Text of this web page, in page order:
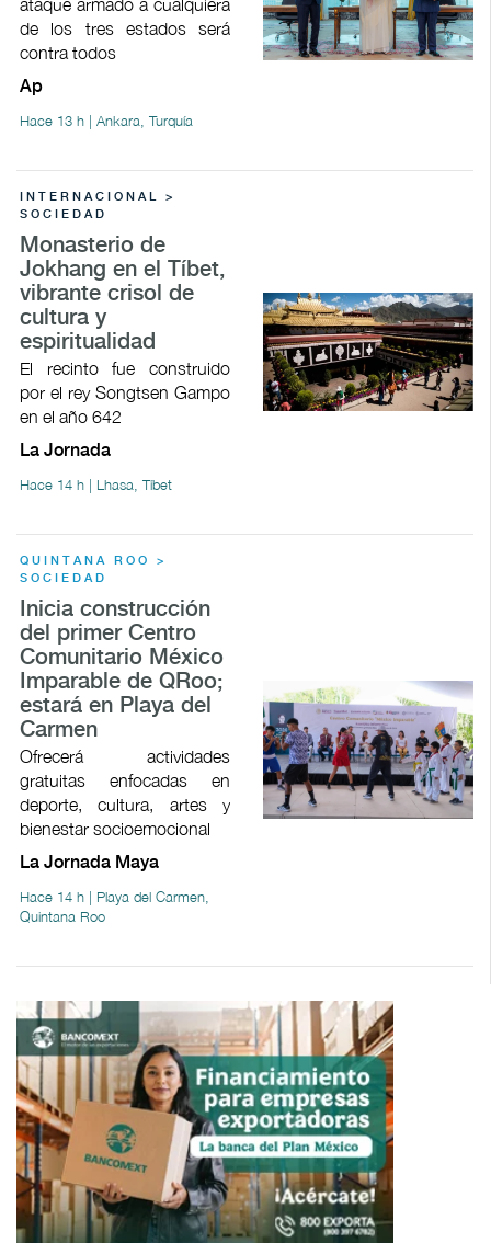
de los tres estados será
contra todos
Ap
Hace 13 h | Ankara, Turquía
INTERNACIONAL >
SOCIEDAD
Monasterio de
Jokhang en el Tíbet,
vibrante crisol de
cultura y
espiritualidad
El recinto fue construido
por el rey Songtsen Gampo
en el año 642
La Jornada
Hace 14 h | Lhasa, Tíbet
QUINTANA ROO >
SOCIEDAD
Inicia construcción
del primer Centro
Comunitario México
Imparable de QRoo;
estará en Playa del
Carmen
Ofrecerá actividades
gratuitas enfocadas en
deporte, cultura, artes y
bienestar socioemocional
La Jornada Maya
Hace 14 h | Playa del Carmen,
Quintana Roo